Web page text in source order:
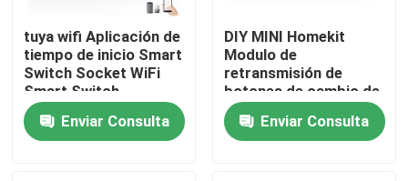
Hogar
Productos
tuya wifi Aplicación de
tiempo de inicio Smart
Switch Socket WiFi
Smart Switch
Interruptor Inteligente
soporte de relé de
control de voz
Enviar Consulta
DIY MINI Homekit
Modulo de
retransmisión de
botones de cambio de
pared Modificador
Trabajar con tuya
aplicación wifi
Enviar Consulta